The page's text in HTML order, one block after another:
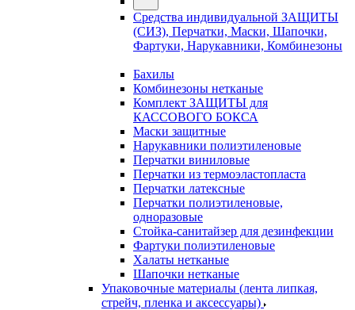
Средства индивидуальной ЗАЩИТЫ
(СИЗ), Перчатки, Маски, Шапочки,
Фартуки, Нарукавники, Комбинезоны
Бахилы
Комбинезоны нетканые
Комплект ЗАЩИТЫ для
КАССОВОГО БОКСА
Маски защитные
Нарукавники полиэтиленовые
Перчатки виниловые
Перчатки из термоэластопласта
Перчатки латексные
Перчатки полиэтиленовые,
одноразовые
Стойка-санитайзер для дезинфекции
Фартуки полиэтиленовые
Халаты нетканые
Шапочки нетканые
Упаковочные материалы (лента липкая,
стрейч, пленка и аксессуары)